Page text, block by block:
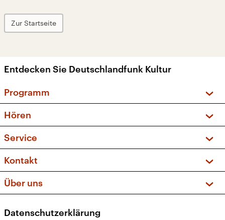
Zur Startseite
Entdecken Sie Deutschlandfunk Kultur
Programm
Sendungen und Podcasts
Musikliste
Kakadu – Das Kinderprogramm
Hören
Frequenzen (UKW + DAB+)
Service
FAQ
Apps
Newsletter
Kontakt
Social Media
Über uns
Presse
Datenschutzerklärung